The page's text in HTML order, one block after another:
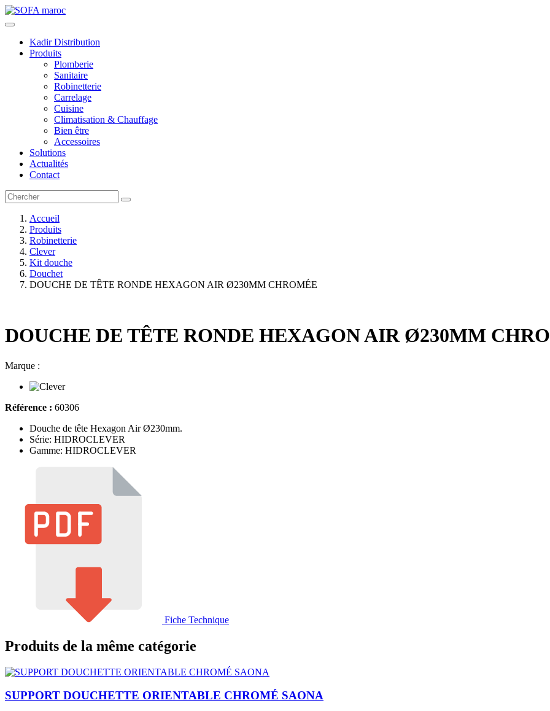
Kadir Distribution
Produits
Plomberie
Sanitaire
Robinetterie
Carrelage
Cuisine
Climatisation & Chauffage
Bien être
Accessoires
Solutions
Actualités
Contact
Accueil
Produits
Robinetterie
Clever
Kit douche
Douchet
DOUCHE DE TÊTE RONDE HEXAGON AIR Ø230MM CHROMÉE
DOUCHE DE TÊTE RONDE HEXAGON AIR Ø230MM
Marque :
Référence : 60306
Douche de tête Hexagon Air Ø230mm.
Série: HIDROCLEVER
Gamme: HIDROCLEVER
Fiche Technique
Produits de la même catégorie
SUPPORT DOUCHETTE ORIENTABLE CHROMÉ SAONA